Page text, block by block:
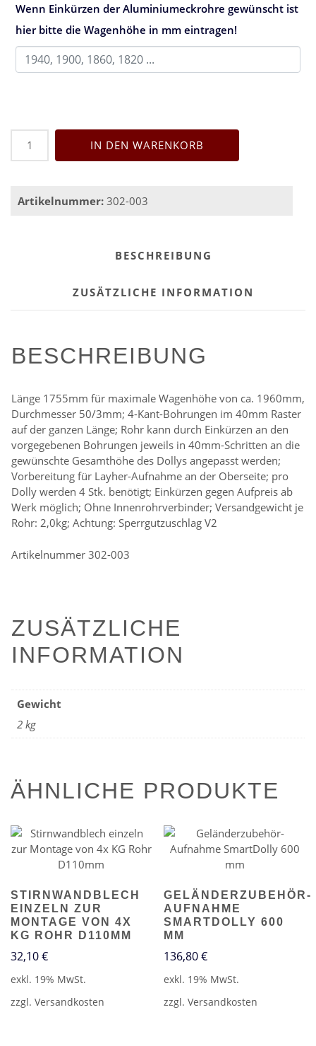
Wenn Einkürzen der Aluminiumeckrohre gewünscht ist
hier bitte die Wagenhöhe in mm eintragen!
Aluminium-
Eckrohr
Menge
IN DEN WARENKORB
Artikelnummer: 302-003
BESCHREIBUNG
ZUSÄTZLICHE INFORMATION
BESCHREIBUNG
Länge 1755mm für maximale Wagenhöhe von ca. 1960mm,
Durchmesser 50/3mm; 4-Kant-Bohrungen im 40mm Raster
auf der ganzen Länge; Rohr kann durch Einkürzen an den
vorgegebenen Bohrungen jeweils in 40mm-Schritten an die
gewünschte Gesamthöhe des Dollys angepasst werden;
Vorbereitung für Layher-Aufnahme an der Oberseite; pro
Dolly werden 4 Stk. benötigt; Einkürzen gegen Aufpreis ab
Werk möglich; Ohne Innenrohrverbinder; Versandgewicht je
Rohr: 2,0kg; Achtung: Sperrgutzuschlag V2
Artikelnummer 302-003
ZUSÄTZLICHE
INFORMATION
Gewicht
2 kg
ÄHNLICHE PRODUKTE
STIRNWANDBLECH
EINZELN ZUR
MONTAGE VON 4X
KG ROHR D110MM
32,10€
exkl. 19% MwSt.
zzgl. Versandkosten
GELÄNDERZUBEHÖR-
AUFNAHME
SMARTDOLLY 600
MM
136,80€
exkl. 19% MwSt.
zzgl.Versandkosten